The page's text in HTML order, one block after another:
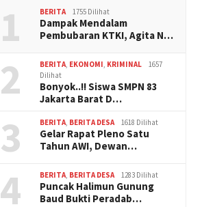
1 BERITA 1755 Dilihat
Dampak Mendalam
Pembubaran KTKI, Agita N…
2 BERITA, EKONOMI, KRIMINAL
1657
Dilihat
Bonyok..!! Siswa SMPN 83
Jakarta Barat D…
3 BERITA, BERITA DESA 1618 Dilihat
Gelar Rapat Pleno Satu
Tahun AWI, Dewan…
4 BERITA, BERITA DESA 1283 Dilihat
Puncak Halimun Gunung
Baud Bukti Peradab…